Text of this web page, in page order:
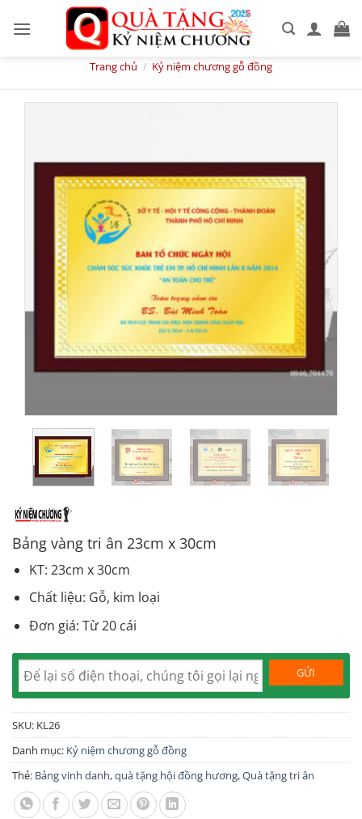
Trang chủ / Kỷ niệm chương gỗ đồng
Bảng vàng tri ân 23cm x 30cm
KT: 23cm x 30cm
Chất liệu: Gỗ, kim loại
Đơn giá: Từ 20 cái
SKU: KL26
Danh mục: Kỷ niệm chương gỗ đồng
Thẻ: Bảng vinh danh,quà tặng hội đồng hương,Quà tặng tri ân